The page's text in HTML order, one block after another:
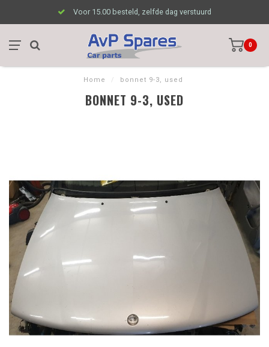
Voor 15.00 besteld, zelfde dag verstuurd
0
Home / bonnet 9-3, used
BONNET 9-3, USED